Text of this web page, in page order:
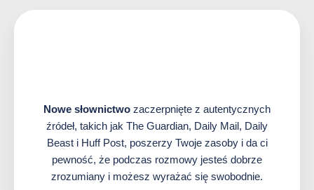
Nowe słownictwo zaczerpnięte z autentycznych
źródeł, takich jak The Guardian, Daily Mail, Daily
Beast i Huff Post, poszerzy Twoje zasoby i da ci
pewność, że podczas rozmowy jesteś dobrze
zrozumiany i możesz wyrażać się swobodnie.